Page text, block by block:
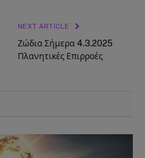
NEXT ARTICLE
Ζώδια Σήμερα 4.3.2025
Πλανητικές Επιρροές